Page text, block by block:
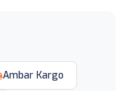
Ambar Kargo